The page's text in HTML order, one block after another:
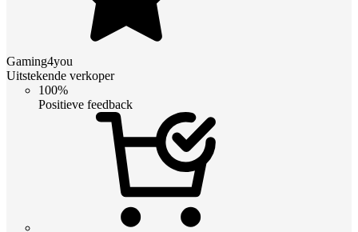
Gaming4you
Uitstekende verkoper
100%
Positieve feedback